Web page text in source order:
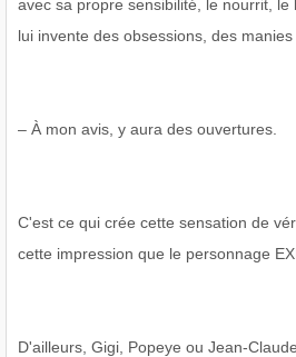
avec sa propre sensibilité, le nourrit, le
lui invente des obsessions, des manies
– À mon avis, y aura des ouvertures.
C'est ce qui crée cette sensation de
cette impression que le personnage
D'ailleurs, Gigi, Popeye ou Jean-